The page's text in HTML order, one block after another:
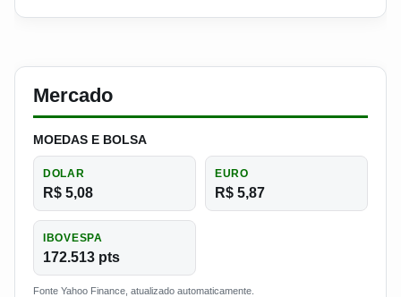
Mercado
MOEDAS E BOLSA
DOLAR
R$ 5,08
EURO
R$ 5,87
IBOVESPA
172.513 pts
Fonte Yahoo Finance, atualizado automaticamente.